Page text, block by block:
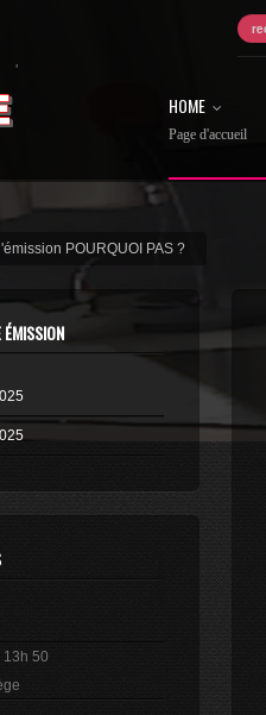
'
HOME
Page d'accueil
POURQUOI PAS ?
13h 50